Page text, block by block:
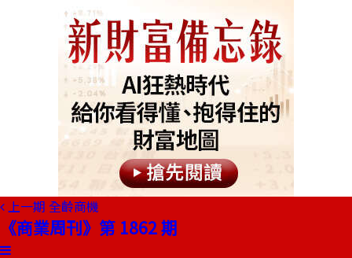
上一期 全齡商機
《商業周刊》第 1862 期